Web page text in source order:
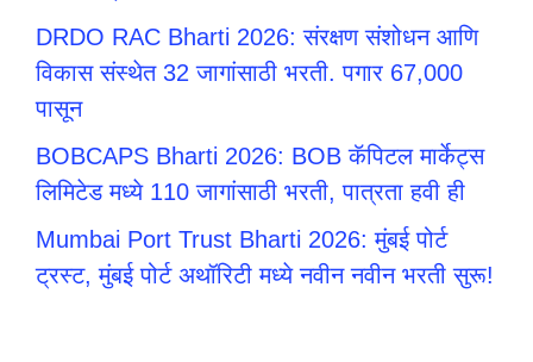
DRDO RAC Bharti 2026: संरक्षण संशोधन आणि
विकास संस्थेत 32 जागांसाठी भरती. पगार 67,000
पासून
BOBCAPS Bharti 2026: BOB कॅपिटल मार्केट्स
लिमिटेड मध्ये 110 जागांसाठी भरती, पात्रता हवी ही
Mumbai Port Trust Bharti 2026: मुंबई पोर्ट
ट्रस्ट, मुंबई पोर्ट अथॉरिटी मध्ये नवीन नवीन भरती सुरू!